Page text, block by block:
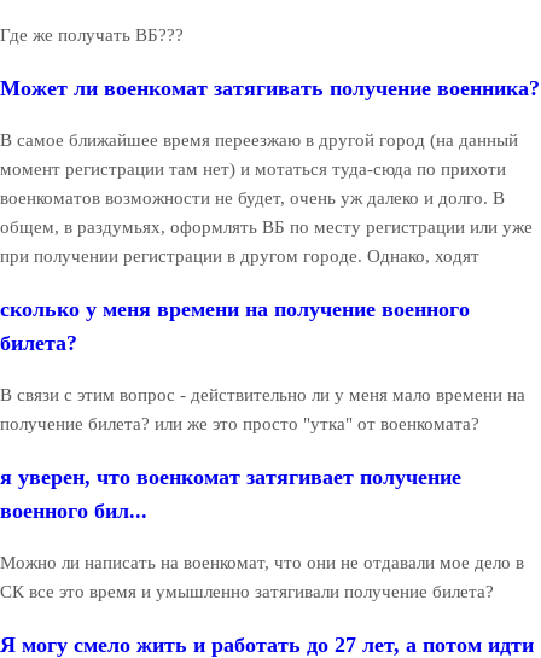
Где же получать ВБ???
Может ли военкомат затягивать получение военника?
В самое ближайшее время переезжаю в другой город (на данный
момент регистрации там нет) и мотаться туда-сюда по прихоти
военкоматов возможности не будет, очень уж далеко и долго. В
общем, в раздумьях, оформлять ВБ по месту регистрации или уже
при получении регистрации в другом городе. Однако, ходят
сколько у меня времени на получение военного
билета?
В связи с этим вопрос - действительно ли у меня мало времени на
получение билета? или же это просто "утка" от военкомата?
я уверен, что военкомат затягивает получение
военного бил...
Можно ли написать на военкомат, что они не отдавали мое дело в
СК все это время и умышленно затягивали получение билета?
Я могу смело жить и работать до 27 лет, а потом идти